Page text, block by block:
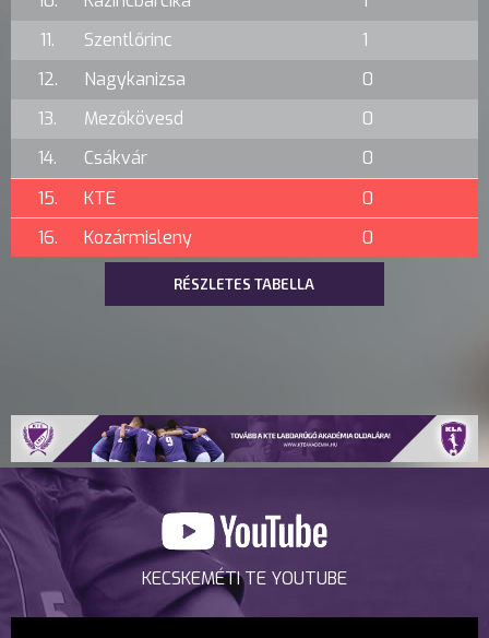
11.
Szentlőrinc
1
12.
Nagykanizsa
0
13.
Mezőkövesd
0
14.
Csákvár
0
15.
KTE
0
16.
Kozármisleny 0
RÉSZLETES TABELLA
KECSKEMÉTI TE YOUTUBE